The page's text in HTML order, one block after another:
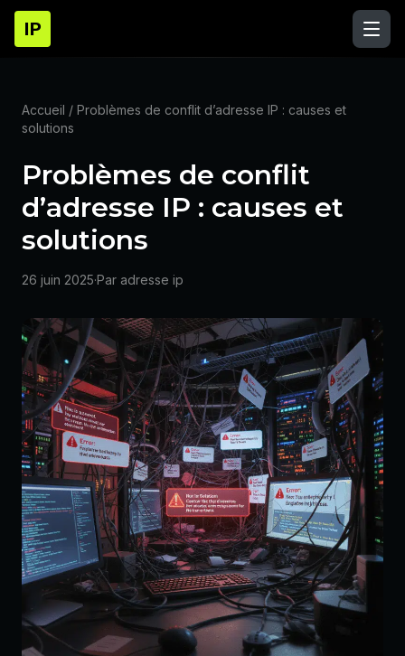
IP
Accueil / Problèmes de conflit d’adresse IP : causes et
solutions
Problèmes de conflit
d’adresse IP : causes et
solutions
26 juin 2025·Par adresse ip